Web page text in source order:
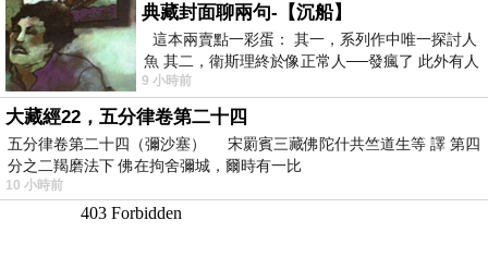
典藏封面聊兩句-【沉船】
這本兩賣點一彩蛋： 其一，系列作中唯一探討人
魚 其二，衛斯理終於像正常人──發瘋了 此外有人
在南極打死北極熊（@《地心
9 小時前
大藏經22，五分律卷第二十四
五分律卷第二十四（彌沙塞） 宋罽賓三藏佛陀什共竺道生等 譯 第四
分之二羯磨法下 佛在拘舍彌城，爾時有一比
10 小時前